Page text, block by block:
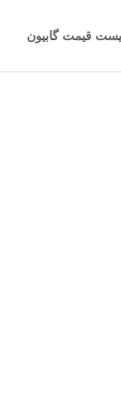
قیمت گابیون